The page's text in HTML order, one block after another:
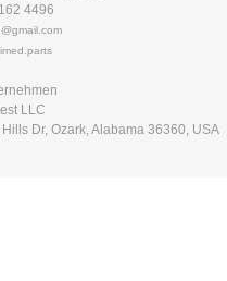
4496
LLC
Dr, Ozark, Alabama 36360, USA